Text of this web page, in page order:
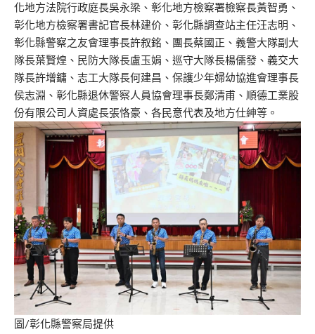
化地方法院行政庭長吳永梁、彰化地方檢察署檢察長黃智勇、
彰化地方檢察署書記官長林建价、彰化縣調查站主任汪志明、
彰化縣警察之友會理事長許叙銘、團長蔡國正、義警大隊副大
隊長葉賢煌、民防大隊長盧玉娟、巡守大隊長楊儒發、義交大
隊長許增鏞、志工大隊長何建昌、保護少年婦幼協進會理事長
侯志淵、彰化縣退休警察人員協會理事長鄭清甫、順德工業股
份有限公司人資處長張恪豪、各民意代表及地方仕紳等。
圖/彰化縣警察局提供